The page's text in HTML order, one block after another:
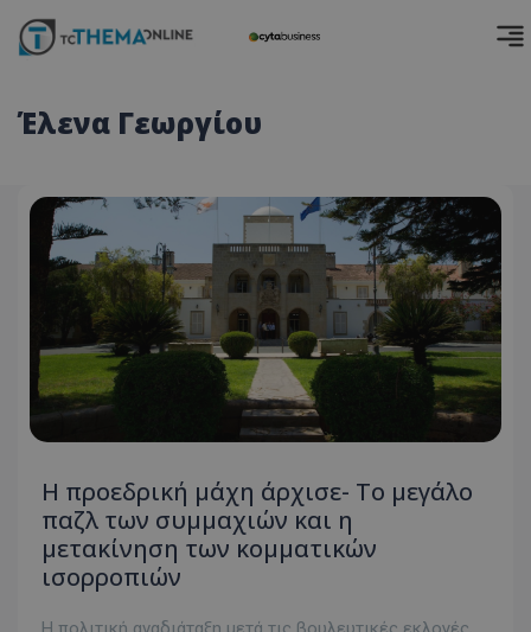
Έλενα Γεωργίου
Η προεδρική μάχη άρχισε- Το μεγάλο
παζλ των συμμαχιών και η
μετακίνηση των κομματικών
ισορροπιών